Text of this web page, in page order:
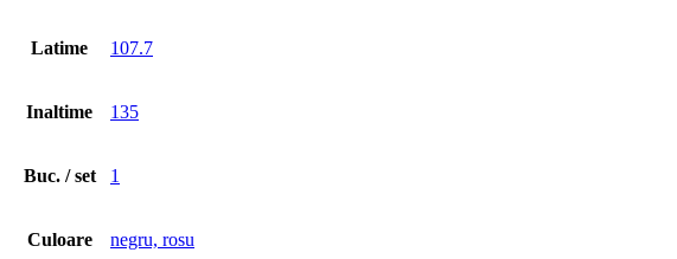
Latime 107.7
Inaltime 135
Buc. / set 1
Culoare negru, rosu